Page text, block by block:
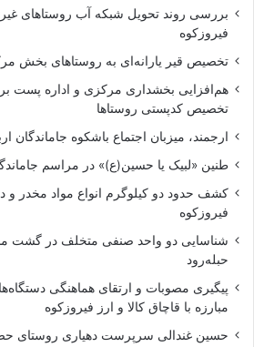
بررسی روند تحویل شبکه آب روستاهای
فیروزکوه
تخصیص قیر یارانه‌ای به روستاهای بخش
هم‌افزایی بخشداری مرکزی و اداره پست
تخصیص کدپستی روستاها
ارجمند، میزبان اجتماع باشکوه جاماندگان
طنین «لبیک یا حسین(ع)» در مراسم
کشف حدود دو کیلوگرم انواع مواد مخدر و
فیروزکوه
شناسایی دو واحد صنفی متخلف در گشت
حبله‌رود
پیگیری مصوبات و ارتقای هماهنگی
مبارزه با قاچاق کالا و ارز فیروزکوه
حسین غندالی سرپرست دهیاری روستای